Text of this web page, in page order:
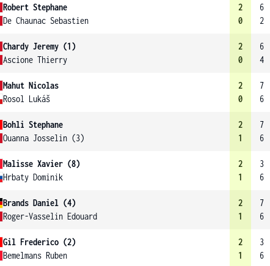
Robert Stephane
De Chaunac Sebastien
2
0
6
2
Chardy Jeremy (1)
Ascione Thierry
2
0
6
4
Mahut Nicolas
Rosol Lukáš
2
0
7
6
Bohli Stephane
Ouanna Josselin (3)
2
1
7
6
Malisse Xavier (8)
Hrbaty Dominik
2
1
3
6
Brands Daniel (4)
Roger-Vasselin Edouard
2
1
7
6
Gil Frederico (2)
Bemelmans Ruben
2
1
3
6